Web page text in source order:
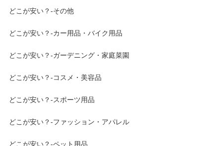
どこが安い？-その他
どこが安い？-カー用品・バイク用品
どこが安い？-ガーデニング・家庭菜園
どこが安い？-コスメ・美容品
どこが安い？-スポーツ用品
どこが安い？-ファッション・アパレル
どこが安い？-ペット用品